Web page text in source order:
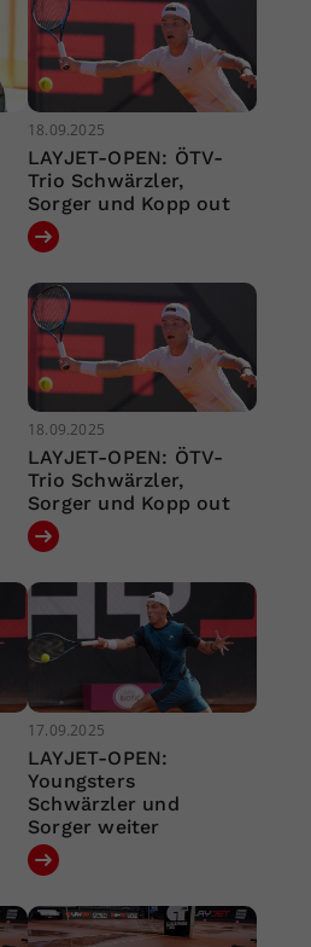
18.09.2025
LAYJET-OPEN: ÖTV-
Trio Schwärzler,
Sorger und Kopp out
18.09.2025
LAYJET-OPEN: ÖTV-
Trio Schwärzler,
Sorger und Kopp out
17.09.2025
LAYJET-OPEN:
Youngsters
Schwärzler und
Sorger weiter